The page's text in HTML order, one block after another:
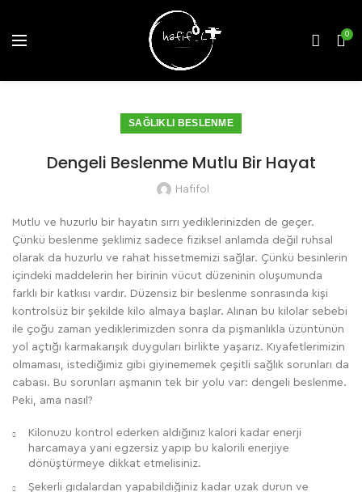
0
SAĞLIKLI BESLENME
Dengeli Beslenme Mutlu Bir Hayat
Hafifol
Mutlu ve huzurlu bir hayatın sırrı yediklerinizden de geçer.
Çünkü beslenme şeklimiz sadece fiziksel anlamda değil ruhsal
olarak da huzurlu ve rahat hissetmemizi sağlar. Çünkü besinlerin
içindeki maddelerin her birinin vücut düzeninin oluşumunda
farklı bir katkısı vardır. Düzensiz bir beslenme sonrasında kişi
kontrolsüz bir şekilde kilo almaya başlar. Alınan bu kilolar sebebi
ile çoğu zaman yediklerimizden sonra da pişmanlıkla üzüntünün
yol açtığı karmakarışık duyguları birlikte yaşarız. Kıyafetlerimizin
olmaması, istediğimiz gibi giyinememek çeşitli sağlık sorunları da
cabası. Bu sorunları aşmanın tek bir yolu var: dengeli beslenme.
Peki, ama nasıl?
Kilonuzu kontrol ederken aldığınız kalori kadar enerji
harcamaya yani egzersiz yapıp bu kalorili enerjiye
dönüştürmeye dikkat etmelisiniz.
Şekerli gıdalardan yapabildiğiniz kadar uzak durun ve